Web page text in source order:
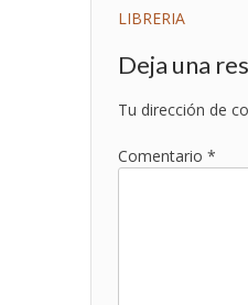
de
entradas
LIBRERIA
Deja una
Tu dirección de
Comentario *